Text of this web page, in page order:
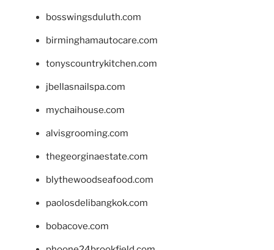
bosswingsduluth.com
birminghamautocare.com
tonyscountrykitchen.com
jbellasnailspa.com
mychaihouse.com
alvisgrooming.com
thegeorginaestate.com
blythewoodseafood.com
paolosdelibangkok.com
bobacove.com